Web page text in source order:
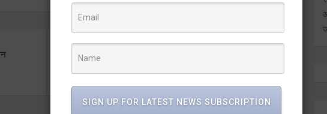
सीएम ने स्वनिधि के क्षेत्र में अच्छा कार्य करने वालों को सम्मानित
SIGN UP FOR LATEST NEWS SUBSCRIPTION